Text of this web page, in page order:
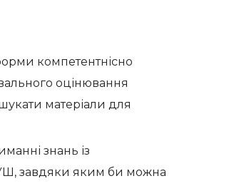
компетентнісно
оцінювання
матеріали для
знань із
завдяки яким би можна